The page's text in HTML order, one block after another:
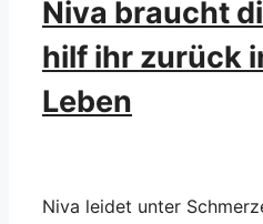
Niva braucht
hilf ihr zurück
Leben
Niva leidet unter